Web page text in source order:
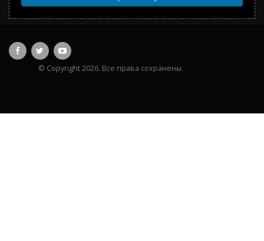
© Copyright 2026. Все права сохранены.